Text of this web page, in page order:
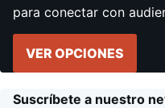
para conectar con
VER OPCIONES
Suscríbete a nuestro